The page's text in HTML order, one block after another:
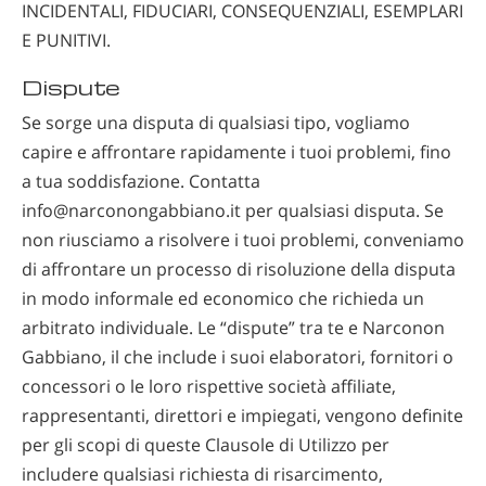
INCIDENTALI, FIDUCIARI, CONSEQUENZIALI, ESEMPLARI
E PUNITIVI.
Dispute
Se sorge una disputa di qualsiasi tipo, vogliamo
capire e affrontare rapidamente i tuoi problemi, fino
a tua soddisfazione. Contatta
info@narconongabbiano.it per qualsiasi disputa. Se
non riusciamo a risolvere i tuoi problemi, conveniamo
di affrontare un processo di risoluzione della disputa
in modo informale ed economico che richieda un
arbitrato individuale. Le “dispute” tra te e Narconon
Gabbiano, il che include i suoi elaboratori, fornitori o
concessori o le loro rispettive società affiliate,
rappresentanti, direttori e impiegati, vengono definite
per gli scopi di queste Clausole di Utilizzo per
includere qualsiasi richiesta di risarcimento,